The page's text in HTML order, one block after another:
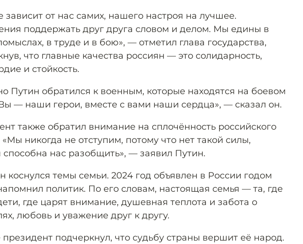
зависит от нас самих, нашего настроя на лучшее.
поддержать друг друга словом и делом. Мы едины в
в труде и в бою», — отметил глава государства,
что главные качества россиян — это солидарность,
и стойкость.
Путин обратился к военным, которые находятся на боевом
— наши герои, вместе с вами наши сердца», — сказал он.
также обратил внимание на сплочённость российского
никогда не отступим, потому что нет такой силы,
способна нас разобщить», — заявил Путин.
коснулся темы семьи. 2024 год объявлен в России годом
политик. По его словам, настоящая семья — та, где
где царят внимание, душевная теплота и забота о
любовь и уважение друг к другу.
президент подчеркнул, что судьбу страны вершит её народ.